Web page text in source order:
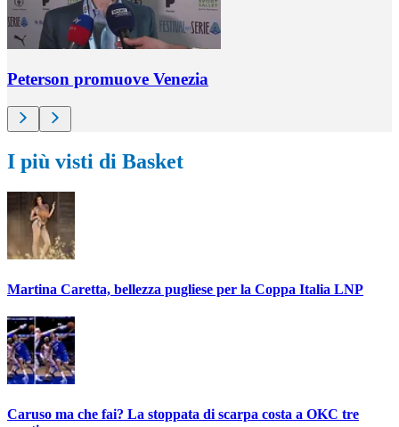
Peterson promuove Venezia
I più visti di Basket
Martina Caretta, bellezza pugliese per la Coppa Italia LNP
Caruso ma che fai? La stoppata di scarpa costa a OKC tre